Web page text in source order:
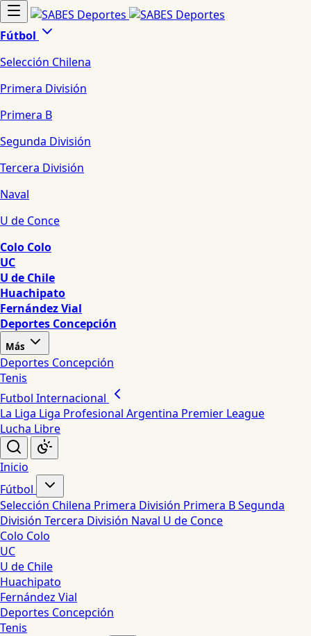
Fútbol
Selección Chilena
Primera División
Primera B
Segunda División
Tercera División
Naval
U de Conce
Colo Colo
UC
U de Chile
Huachipato
Fernández Vial
Deportes Concepción
Más
Deportes Concepción
Tenis
Futbol Internacional
La Liga Liga Profesional Argentina Premier League
Lucha Libre
Inicio
Fútbol
Selección Chilena Primera División Primera BSegunda
División Tercera División Naval U de Conce
Colo Colo
UC
U de Chile
Huachipato
Fernández Vial
Deportes Concepción
Tenis